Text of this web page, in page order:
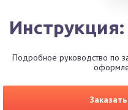
Подробное руководство по